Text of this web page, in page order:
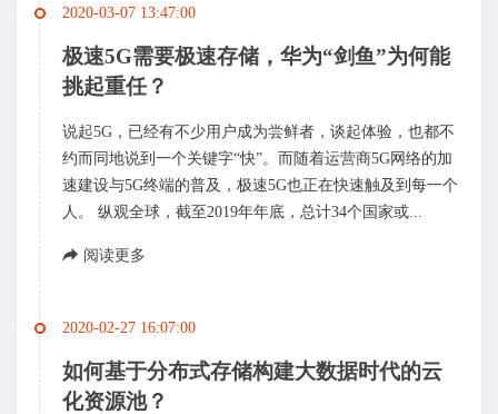
2020-03-07 13:47:00
极速5G需要极速存储，华为“剑鱼”为何能
挑起重任？
说起5G，已经有不少用户成为尝鲜者，谈起体验，也都不
约而同地说到一个关键字“快”。而随着运营商5G网络的加
速建设与5G终端的普及，极速5G也正在快速触及到每一个
人。 纵观全球，截至2019年年底，总计34个国家或...
阅读更多
2020-02-27 16:07:00
如何基于分布式存储构建大数据时代的云
化资源池？